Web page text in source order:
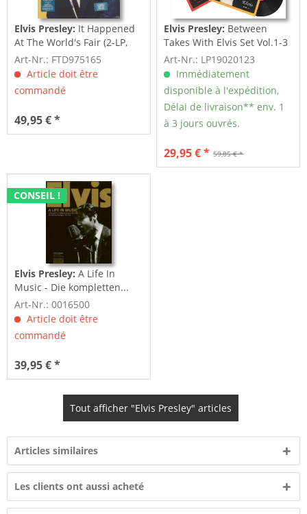
Elvis Presley: It Happened
At The World's Fair (2-LP,
Limited...
Art-Nr.: FTD975165
Article doit être
commandé
49,95 € *
Elvis Presley: Between
Takes With Elvis Set Vol.1-3
(3-LP)
Art-Nr.: LP19020123
Immédiatement
disponible à l'expédition,
Délai de livraison** env. 1
à 3 jours ouvrés.
59,85 € *
29,95 € *
CONSEIL !
Elvis Presley:A Life In
Music - Die kompletten...
Art-Nr.: 0016500
Article doit être
commandé
39,95 € *
Tout afficher "Elvis Presley" articles
Articles similaires
Les clients ont aussi acheté